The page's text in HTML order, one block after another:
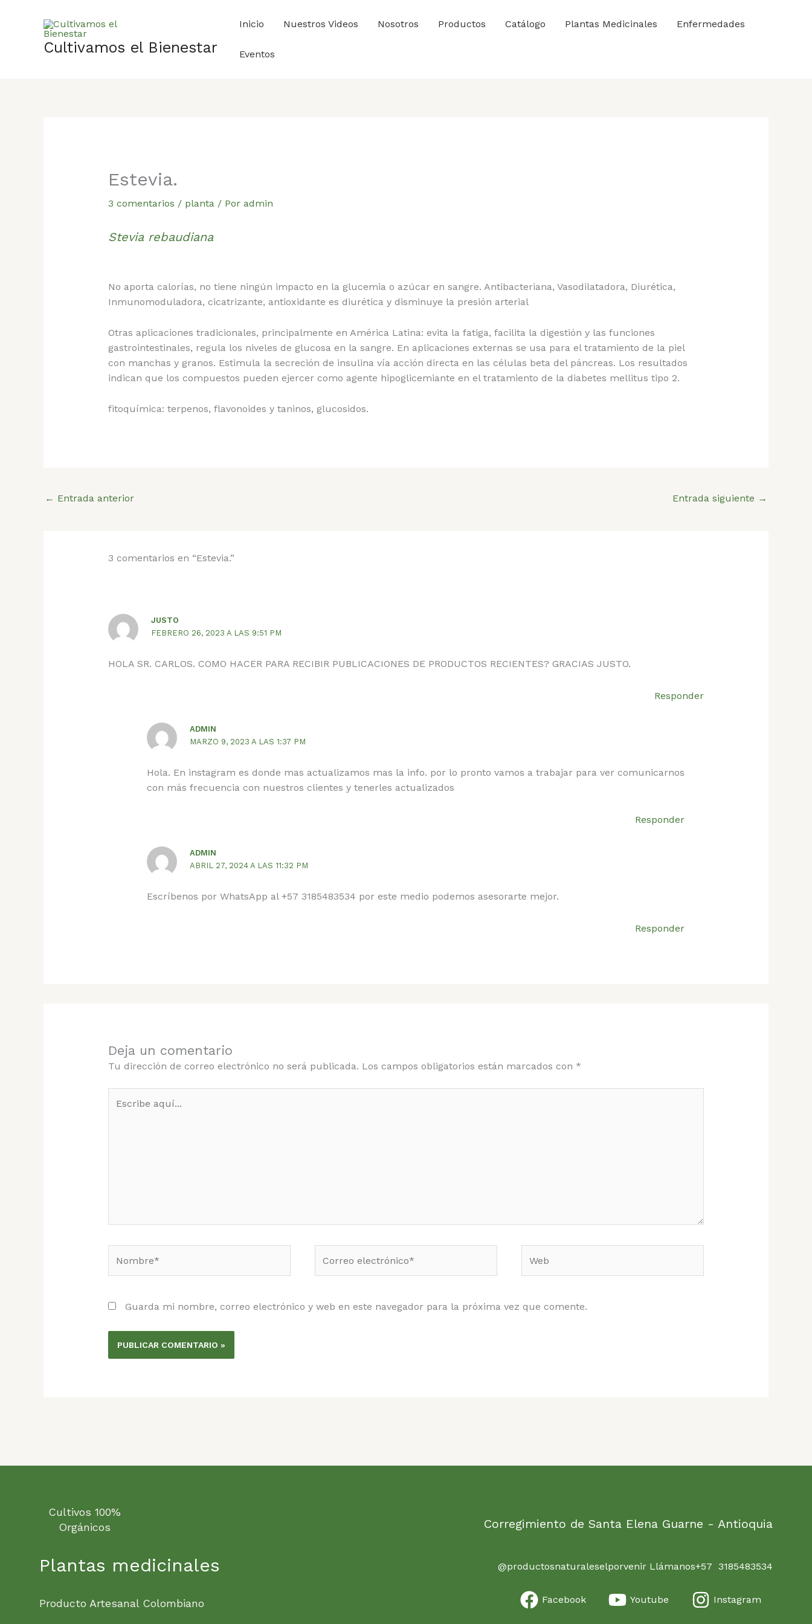
contenido
Cultivamos el Bienestar
Inicio Nuestros Videos Nosotros Productos Catálogo Plantas Medicinales Enfermedades
Eventos
Estevia.
3 comentarios / planta/ Por admin
Stevia rebaudiana
No aporta calorías, no tiene ningún impacto en la glucemia o azúcar en sangre. Antibacteriana, Vasodilatadora, Diurética,
Inmunomoduladora, cicatrizante, antioxidante es diurética y disminuye la presión arterial
Otras aplicaciones tradicionales, principalmente en América Latina: evita la fatiga, facilita la digestión y las funciones
gastrointestinales, regula los niveles de glucosa en la sangre. En aplicaciones externas se usa para el tratamiento de la piel
con manchas y granos. Estimula la secreción de insulina vía acción directa en las células beta del páncreas. Los resultados
indican que los compuestos pueden ejercer como agente hipoglicemiante en el tratamiento de la diabetes mellitus tipo 2.
fitoquímica: terpenos, flavonoides y taninos, glucosidos.
← Entrada anterior Entrada siguiente →
3 comentarios en “Estevia.”
JUSTO
FEBRERO 26, 2023 A LAS 9:51 PM
HOLA SR. CARLOS. COMO HACER PARA RECIBIR PUBLICACIONES DE PRODUCTOS RECIENTES? GRACIAS JUSTO.
Responder
ADMIN
MARZO 9, 2023 A LAS 1:37 PM
Hola. En instagram es donde mas actualizamos mas la info. por lo pronto vamos a trabajar para ver comunicarnos
con más frecuencia con nuestros clientes y tenerles actualizados
Responder
ADMIN
ABRIL 27, 2024 A LAS 11:32 PM
Escríbenos por WhatsApp al +57 3185483534 por este medio podemos asesorarte mejor.
Responder
Deja un comentario
Tu dirección de correo electrónico no será publicada. Los campos obligatorios están marcados con *
aquí...
electrónico*
Guarda mi nombre, correo electrónico y web en este navegador para la próxima vez que comente.
Cultivos 100%
Orgánicos
Plantas medicinales
Producto Artesanal Colombiano
Corregimiento de Santa Elena Guarne - Antioquia
@productosnaturaleselporvenir Llámanos+57 3185483534
Facebook Youtube Instagram